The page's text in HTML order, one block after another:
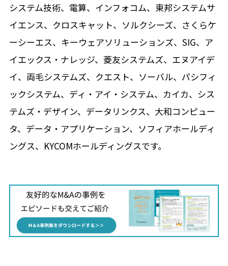
システム技術、電算、インフォコム、東邦システムサ
イエンス、クロスキャット、ソルクシーズ、さくらケ
ーシーエス、キーウェアソリューションズ、SIG、ア
イエックス・ナレッジ、菱友システムズ、エヌアイデ
イ、両毛システムズ、クエスト、ソーバル、パシフィ
ックシステム、ディ・アイ・システム、カイカ、シス
テムズ・デザイン、データリンクス、大和コンピュー
タ、データ・アプリケーション、ソフィアホールディ
ングス、KYCOMホールディングスです。